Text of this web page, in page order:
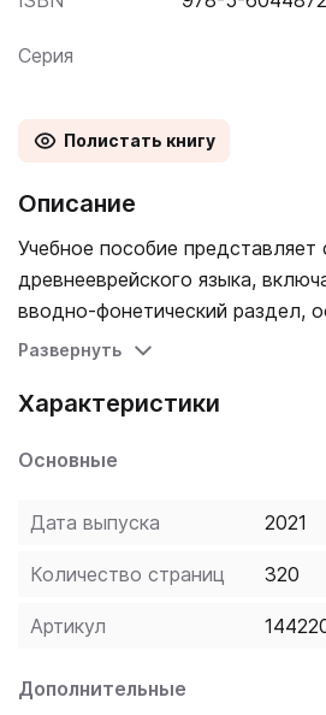
Серия
Полистать книгу
Описание
Учебное пособие
древнееврейского языка,
вводно-фонетический раздел,
грамматики и синтаксиса,
Александр Зиновкин, кандидат
Ученого совета СПбДА. Учебник
рамках учебного курса или при
обучении), так и для всех
древнееврейский язык и читать
на языке оригинала. Целью
то же время на доступном
Развернуть
Характеристики
Основные
Дата выпуска 2021
Количество страниц 320
Артикул
Дополнительные